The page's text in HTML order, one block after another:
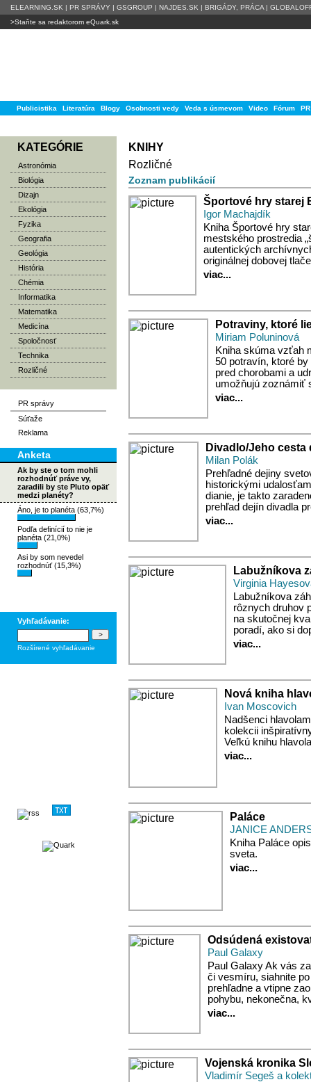
ELEARNING.SK | PR SPRÁVY | GSGROUP | NAJDES.SK | BRIGÁDY, PRÁCA |
>Staňte sa redaktorom eQuark.sk
Publicistika Literatúra Blogy Osobnosti vedy Veda s úsmevom Video Fórum
KATEGÓRIE
Astronómia
Biológia
Dizajn
Ekológia
Fyzika
Geografia
Geológia
História
Chémia
Informatika
Matematika
Medicína
Spoločnosť
Technika
Rozličné
PR správy
Súťaže
Reklama
Anketa
Ak by ste o tom mohli
rozhodnúť práve vy,
zaradili by ste Pluto opäť
medzi planéty?
Áno, je to planéta (63,7%)
Podľa definícií to nie je
planéta (21,0%)
Asi by som nevedel
rozhodnúť (15,3%)
Vyhľadávanie:
Rozšírené vyhľadávanie
KNIHY
Rozličné
Zoznam publikácií
Športové hry starej
Igor Machajdík
Kniha Športové hry
mestského prostredia
autentických
originálnej dobovej
viac...
Potraviny, ktoré
Miriam Poluninová
Kniha skúma vzťah
50 potravín, ktoré
pred chorobami a
umožňujú zoznámiť
viac...
Divadlo/Jeho cesta
Milan Polák
Prehľadné dejiny
historickými
dianie, je takto
prehľad dejín divadla
viac...
Labužníkova
Virginia
Labužníkova
rôznych druhov
na skutočnej
poradí, ako si
viac...
Nová kniha
Ivan Moscovich
Nadšenci
kolekcii
Veľkú knihu
viac...
Paláce
JANICE
Kniha Paláce
sveta.
viac...
Odsúdená
Paul Galaxy
Paul Galaxy Ak vás
či vesmíru, siahnite
prehľadne a vtipne
pohybu, nekonečna,
viac...
Vojenská kronika
Vladimír Segeš a